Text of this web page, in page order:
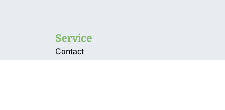
Service
Contact